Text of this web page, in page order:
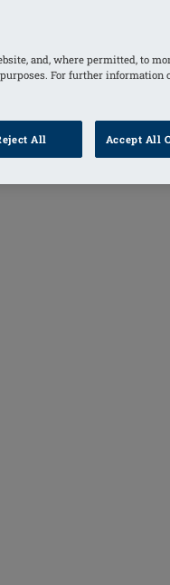
and, where permitted, to
For further information
All Accept All